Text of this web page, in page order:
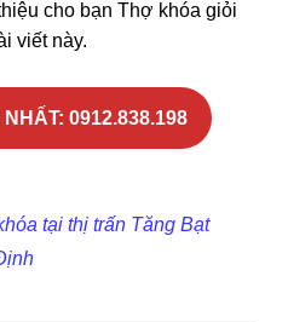
cho bạn Thợ khóa giỏi
viết này.
0912.838.198
tại thị trấn Tăng Bạt